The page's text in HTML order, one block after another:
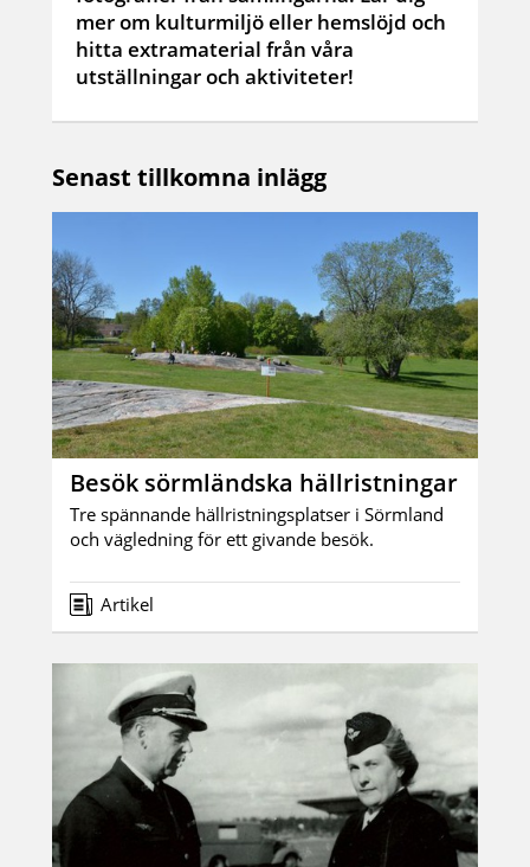
mer om kulturmiljö eller hemslöjd och
hitta extramaterial från våra
utställningar och aktiviteter!
Senast tillkomna inlägg
Besök sörmländska hällristningar
Tre spännande hällristningsplatser i Sörmland
och vägledning för ett givande besök.
Artikel